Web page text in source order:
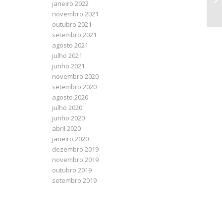
janeiro 2022
novembro 2021
outubro 2021
setembro 2021
agosto 2021
julho 2021
junho 2021
novembro 2020
setembro 2020
agosto 2020
julho 2020
junho 2020
abril 2020
janeiro 2020
dezembro 2019
novembro 2019
outubro 2019
setembro 2019